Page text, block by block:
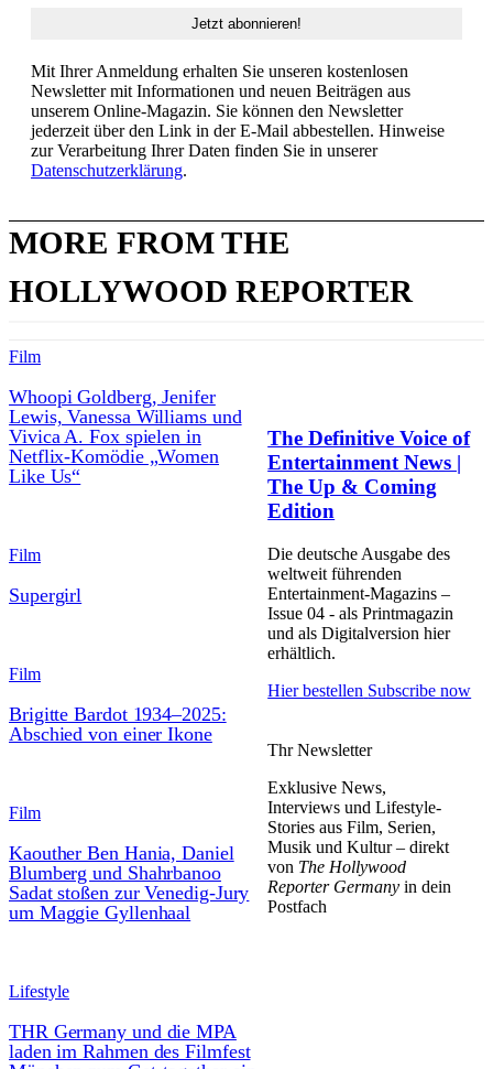
Mit Ihrer Anmeldung erhalten Sie unseren kostenlosen
Newsletter mit Informationen und neuen Beiträgen aus
unserem Online-Magazin. Sie können den Newsletter
jederzeit über den Link in der E-Mail abbestellen. Hinweise
zur Verarbeitung Ihrer Daten finden Sie in unserer
Datenschutzerklärung.
MORE FROM THE
HOLLYWOOD REPORTER
Film
Whoopi Goldberg, Jenifer
Lewis, Vanessa Williams und
Vivica A. Fox spielen in
Netflix-Komödie „Women
Like Us“
Film
Supergirl
Film
Brigitte Bardot 1934–2025:
Abschied von einer Ikone
Film
Kaouther Ben Hania, Daniel
Blumberg und Shahrbanoo
Sadat stoßen zur Venedig-Jury
um Maggie Gyllenhaal
Lifestyle
THR Germany und die MPA
laden im Rahmen des Filmfest
The Definitive Voice of
Entertainment News |
The Up & Coming
Edition
Die deutsche Ausgabe des
weltweit führenden
Entertainment-Magazins –
Issue 04 - als Printmagazin
und als Digitalversion hier
erhältlich.
Hier bestellen Subscribe now
Thr Newsletter
Exklusive News,
Interviews und Lifestyle-
Stories aus Film, Serien,
Musik und Kultur – direkt
von The Hollywood
Reporter Germany in dein
Postfach